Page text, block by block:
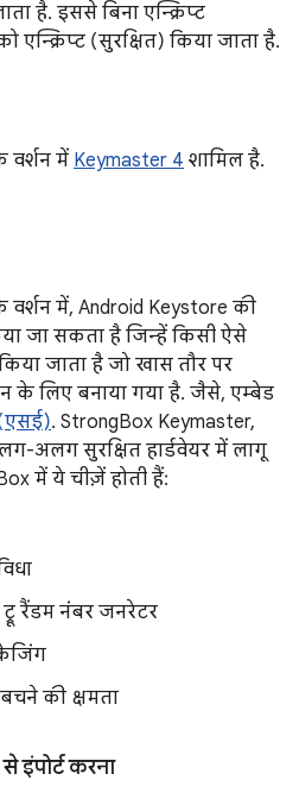
है. इससे बिना एन्क्रिप्ट
एन्क्रिप्ट (सुरक्षित) किया जाता है.
वर्शन में Keymaster 4 शामिल है.
में, Android Keystore की
जा सकता है जिन्हें किसी ऐसे
जाता है जो खास तौर पर
के लिए बनाया गया है. जैसे, एम्बेड
. StrongBox Keymaster,
अलग सुरक्षित हार्डवेयर में लागू
में ये चीज़ें होती हैं:
रैंडम नंबर जनरेटर
की क्षमता
इंपोर्ट करना